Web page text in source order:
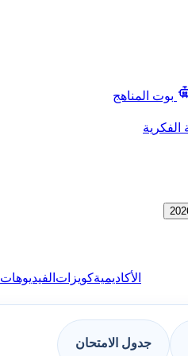
بوت المناهج
الفكرية
الأكاديميةكويزات الفيديوهات
جدول الامتحان